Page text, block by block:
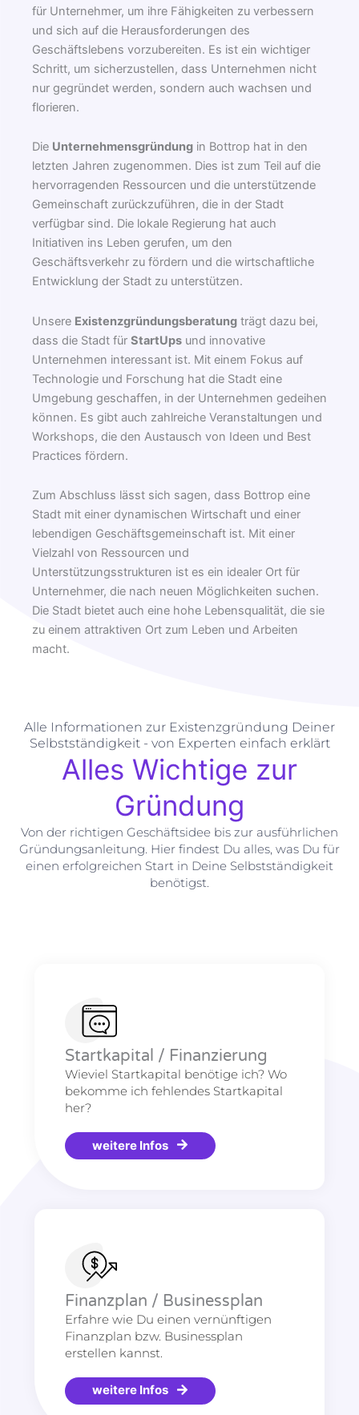
für Unternehmer, um ihre Fähigkeiten zu verbessern
und sich auf die Herausforderungen des
Geschäftslebens vorzubereiten. Es ist ein wichtiger
Schritt, um sicherzustellen, dass Unternehmen nicht
nur gegründet werden, sondern auch wachsen und
florieren.
Die Unternehmensgründung in Bottrop hat in den
letzten Jahren zugenommen. Dies ist zum Teil auf die
hervorragenden Ressourcen und die unterstützende
Gemeinschaft zurückzuführen, die in der Stadt
verfügbar sind. Die lokale Regierung hat auch
Initiativen ins Leben gerufen, um den
Geschäftsverkehr zu fördern und die wirtschaftliche
Entwicklung der Stadt zu unterstützen.
Unsere Existenzgründungsberatung trägt dazu bei,
dass die Stadt für StartUps und innovative
Unternehmen interessant ist. Mit einem Fokus auf
Technologie und Forschung hat die Stadt eine
Umgebung geschaffen, in der Unternehmen gedeihen
können. Es gibt auch zahlreiche Veranstaltungen und
Workshops, die den Austausch von Ideen und Best
Practices fördern.
Zum Abschluss lässt sich sagen, dass Bottrop eine
Stadt mit einer dynamischen Wirtschaft und einer
lebendigen Geschäftsgemeinschaft ist. Mit einer
Vielzahl von Ressourcen und
Unterstützungsstrukturen ist es ein idealer Ort für
Unternehmer, die nach neuen Möglichkeiten suchen.
Die Stadt bietet auch eine hohe Lebensqualität, die sie
zu einem attraktiven Ort zum Leben und Arbeiten
macht.
Alle Informationen zur Existenzgründung Deiner
Selbstständigkeit - von Experten einfach erklärt
Alles Wichtige zur
Gründung
Von der richtigen Geschäftsidee bis zur ausführlichen
Gründungsanleitung. Hier findest Du alles, was Du für
einen erfolgreichen Start in Deine Selbstständigkeit
benötigst.
Startkapital / Finanzierung
Wieviel Startkapital benötige ich? Wo
bekomme ich fehlendes Startkapital
her?
weitere Infos
Finanzplan / Businessplan
Erfahre wie Du einen vernünftigen
Finanzplan bzw. Businessplan
erstellen kannst.
weitere Infos